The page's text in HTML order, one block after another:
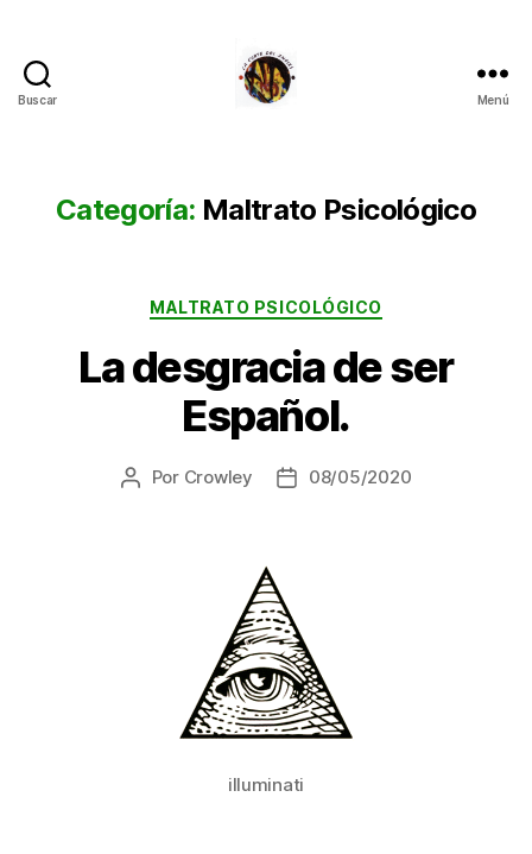
Buscar
Inglés
Menú
Categoría: Maltrato Psicológico
Categorías
MALTRATO PSICOLÓGICO
La desgracia de ser
Español.
Autor
Por Crowley
Fecha08/05/2020
illuminati